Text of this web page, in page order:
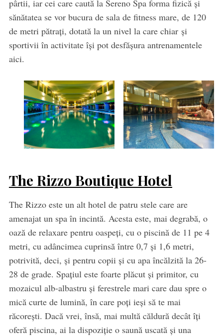
pârtii, iar cei care caută la Sereno Spa forma fizică și
sănătatea se vor bucura de sala de fitness mare, de 120
de metri pătrați, dotată la un nivel la care chiar și
sportivii în activitate își pot desfășura antrenamentele
aici.
The Rizzo Boutique Hotel
The Rizzo este un alt hotel de patru stele care are
amenajat un spa în incintă. Acesta este, mai degrabă, o
oază de relaxare pentru oaspeți, cu o piscină de 11 pe 4
metri, cu adâncimea cuprinsă între 0,7 și 1,6 metri,
potrivită, deci, și pentru copii și cu apa încălzită la 26-
28 de grade. Spațiul este foarte plăcut și primitor, cu
mozaicul alb-albastru și ferestrele mari care dau spre o
mică curte de lumină, în care poți ieși să te mai
răcorești. Dacă vrei, însă, mai multă căldură decât îți
oferă piscina, ai la dispoziție o saună uscată și una